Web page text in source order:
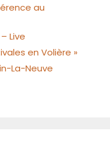
au
Live
en Volière »
La-Neuve